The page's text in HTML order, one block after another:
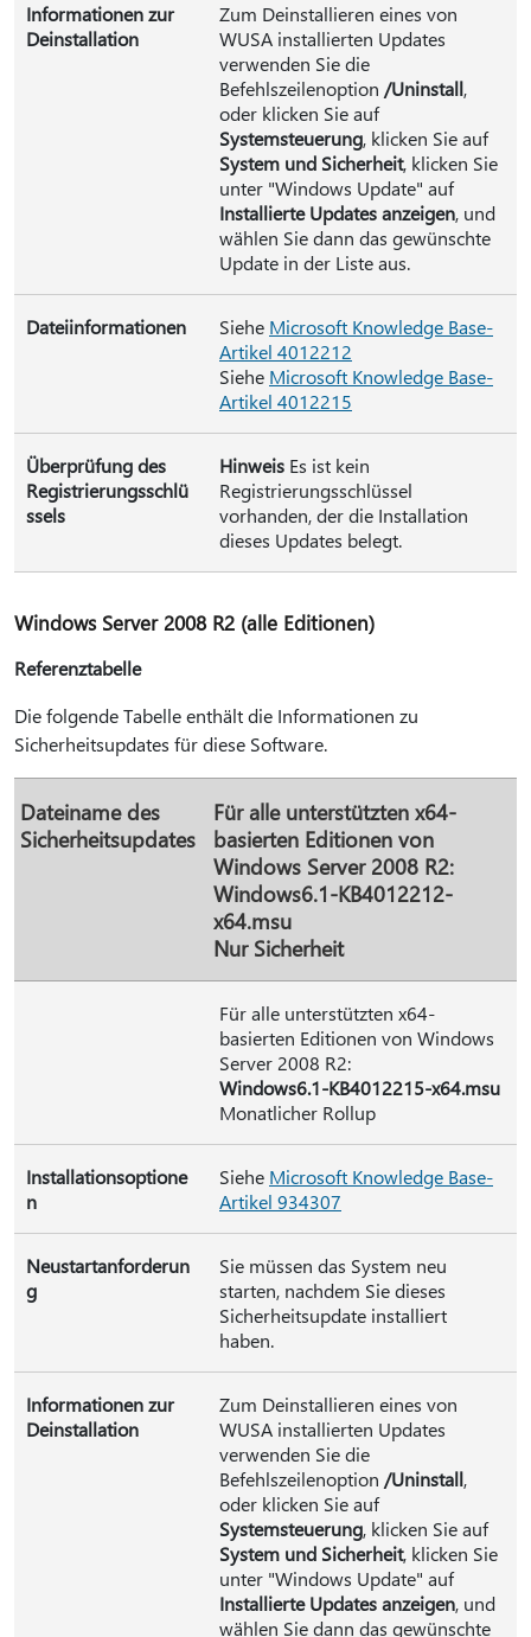
Informationen zur
Deinstallation
Zum Deinstallieren eines von
WUSA installierten Updates
verwenden Sie die
Befehlszeilenoption /Uninstall,
oder klicken Sie auf
Systemsteuerung, klicken Sie auf
System und Sicherheit, klicken Sie
unter "Windows Update" auf
Installierte Updates anzeigen, und
wählen Sie dann das gewünschte
Update in der Liste aus.
Dateiinformationen Siehe Microsoft Knowledge Base-
Artikel 4012212
Siehe Microsoft Knowledge Base-
Artikel 4012215
Überprüfung des
Registrierungsschlü
ssels
Hinweis Es ist kein
Registrierungsschlüssel
vorhanden, der die Installation
dieses Updates belegt.
Windows Server 2008 R2 (alle Editionen)
Referenztabelle
Die folgende Tabelle enthält die Informationen zu
Sicherheitsupdates für diese Software.
Dateiname des
Sicherheitsupdates
Für alle unterstützten x64-
basierten Editionen von
Windows Server 2008 R2:
Windows6.1-KB4012212-
x64.msu
Nur Sicherheit
Für alle unterstützten x64-
basierten Editionen von Windows
Server 2008 R2:
Windows6.1-KB4012215-x64.msu
Monatlicher Rollup
Installationsoptione
n
Siehe Microsoft Knowledge Base-
Artikel 934307
Neustartanforderun
g
Sie müssen das System neu
starten, nachdem Sie dieses
Sicherheitsupdate installiert
haben.
Informationen zur
Deinstallation
Zum Deinstallieren eines von
WUSA installierten Updates
verwenden Sie die
Befehlszeilenoption /Uninstall,
oder klicken Sie auf
Systemsteuerung, klicken Sie auf
System und Sicherheit, klicken Sie
unter "Windows Update" auf
Installierte Updates anzeigen, und
wählen Sie dann das gewünschte